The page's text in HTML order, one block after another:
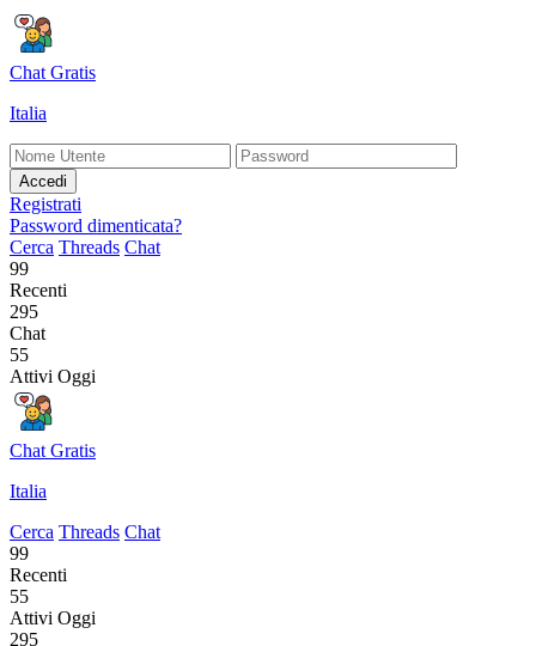
Chat Gratis
Italia
Accedi
Registrati
Password dimenticata?
Cerca Threads Chat
99
Recenti
295
Chat
55
Attivi Oggi
Chat Gratis
Italia
Cerca Threads Chat
99
Recenti
55
Attivi Oggi
295